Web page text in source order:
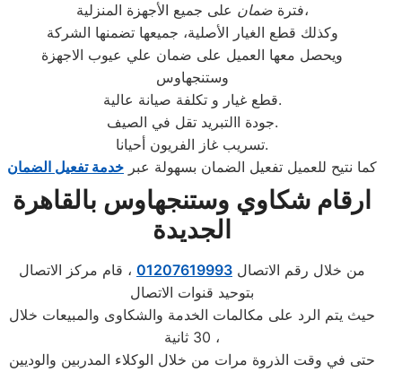
فترةضمان
على جميع الأجهزة المنزلية،
وكذلك قطع الغيار الأصلية، جميعها تضمنها الشركة
ويحصل معها العميل على ضمان علي عيوب الاجهزة
وستنجهاوس
قطع غيار و تكلفة صيانة عالية.
جودة االتبريد تقل في الصيف.
تسريب غاز الفريون أحيانا.
كما نتيح للعميل تفعيل الضمان بسهولة عبر خدمة تفعيل الضمان
ارقام شكاوي وستنجهاوس بالقاهرة
الجديدة
من خلال رقم الاتصال 01207619993 ، قام مركز الاتصال
بتوحيد قنوات الاتصال
حيث يتم الرد على مكالمات الخدمة والشكاوى والمبيعات خلال
30 ثانية ،
حتى في وقت الذروة مرات من خلال الوكلاء المدربين والوديين